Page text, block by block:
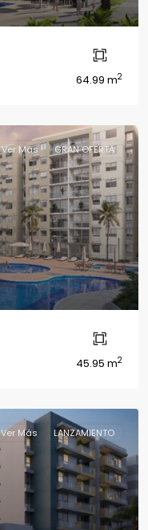
64.99 m2
Ver Más GRAN OFERTA
45.95 m2
Ver Más LANZAMIENTO